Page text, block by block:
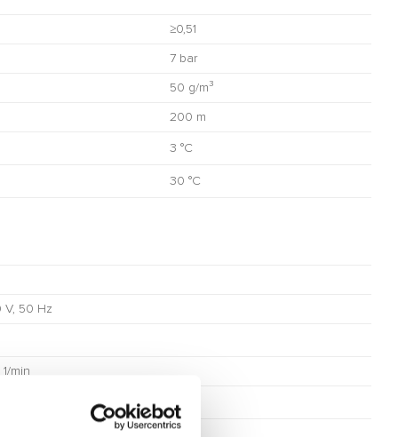
≥0,51
7 bar
50 g/m³
200 m
3 °C
30 °C
V, 50 Hz
min